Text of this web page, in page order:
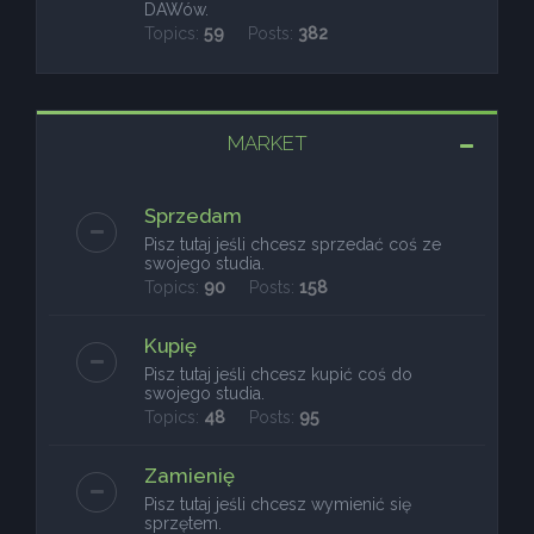
DAWów.
Topics: 59 Posts: 382
MARKET
Sprzedam
Pisz tutaj jeśli chcesz sprzedać coś ze
swojego studia.
Topics: 90 Posts: 158
Kupię
Pisz tutaj jeśli chcesz kupić coś do
swojego studia.
Topics: 48 Posts: 95
Zamienię
Pisz tutaj jeśli chcesz wymienić się
sprzętem.